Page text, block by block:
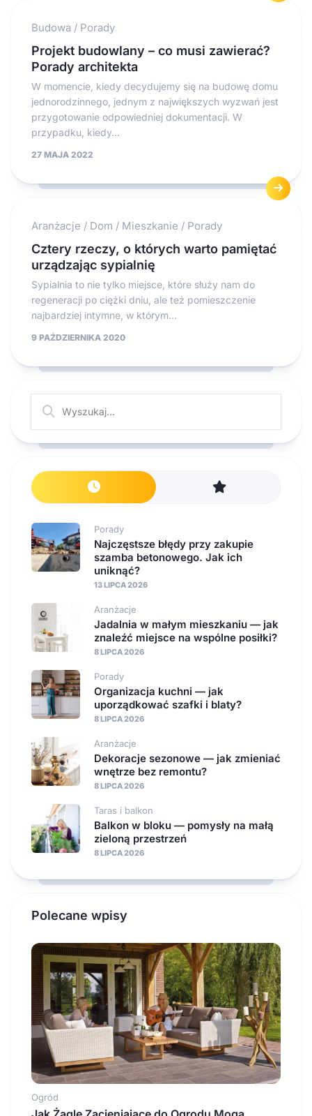
Budowa / Porady
Projekt budowlany – co musi zawierać?
Porady architekta
W momencie, kiedy decydujemy się na budowę domu
jednorodzinnego, jednym z największych wyzwań jest
przygotowanie odpowiedniej dokumentacji. W
przypadku, kiedy...
27 MAJA 2022
Aranżacje / Dom / Mieszkanie / Porady
Cztery rzeczy, o których warto pamiętać
urządzając sypialnię
Sypialnia to nie tylko miejsce, które służy nam do
regeneracji po ciężki dniu, ale też pomieszczenie
najbardziej intymne, w którym...
9 PAŹDZIERNIKA 2020
Porady
Najczęstsze błędy przy zakupie
szamba betonowego. Jak ich
uniknąć?
13 LIPCA 2026
Aranżacje
Jadalnia w małym mieszkaniu — jak
znaleźć miejsce na wspólne posiłki?
8 LIPCA 2026
Porady
Organizacja kuchni — jak
uporządkować szafki i blaty?
8 LIPCA 2026
Aranżacje
Dekoracje sezonowe — jak zmieniać
wnętrze bez remontu?
8 LIPCA 2026
Taras i balkon
Balkon w bloku — pomysły na małą
zieloną przestrzeń
8 LIPCA 2026
Polecane wpisy
Ogród